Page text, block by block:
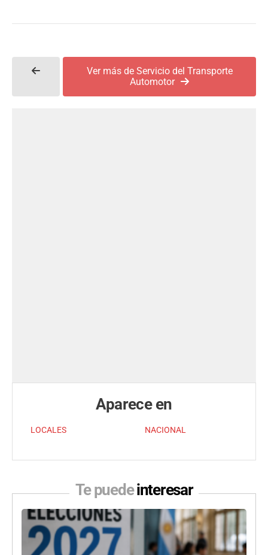
Ver más de Servicio del Transporte
Automotor
Aparece en
LOCALES NACIONAL
Te puedeinteresar